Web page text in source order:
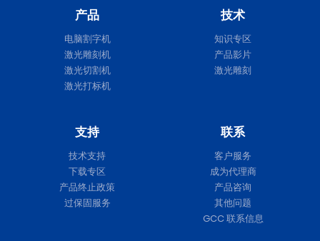
产品
电脑割字机
激光雕刻机
激光切割机
激光打标机
技术
知识专区
产品影片
激光雕刻
支持
技术支持
下载专区
产品终止政策
过保固服务
联系
客户服务
成为代理商
产品咨询
其他问题
GCC 联系信息